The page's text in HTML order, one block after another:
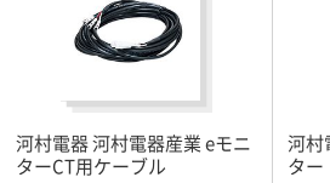
河村電器 河村電器産業 eモニ
ターCT用ケーブル
河村
ター